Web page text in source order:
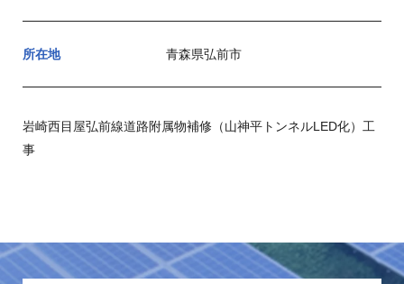
所在地 青森県弘前市
岩崎西目屋弘前線道路附属物補修（山神平トンネルLED化）工
事